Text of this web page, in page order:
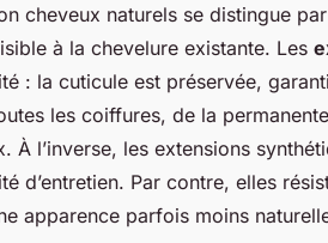
cheveux naturels se distingue
à la chevelure existante. Les
: la cuticule est préservée,
les coiffures, de la
À l’inverse, les extensions
d’entretien. Par contre, elles
apparence parfois moins